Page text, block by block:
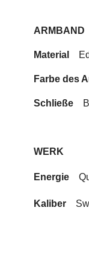
ARMBAND
Material
Farbe des
Schließe
WERK
Energie
Kaliber